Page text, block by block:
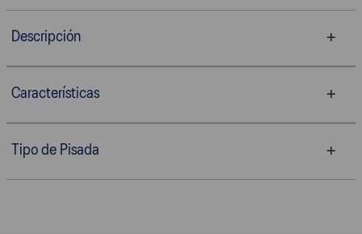
Descripción
Características
Tipo de Pisada